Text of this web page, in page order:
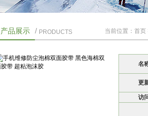
产品展示 / PRODUCTS 当前位置： 首页
名
更
访